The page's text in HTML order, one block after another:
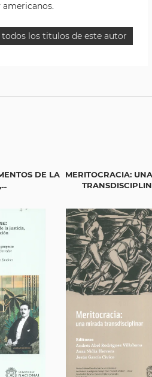
americanos.
todos los titulos de este autor
DE LA
MERITOCRACIA: